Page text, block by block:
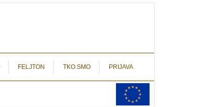
FELJTON TKO SMO PRIJAVA